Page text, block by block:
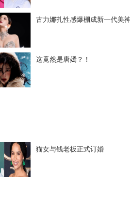
古力娜扎性感爆棚成新一代美神
这竟然是唐嫣？！
猫女与钱老板正式订婚